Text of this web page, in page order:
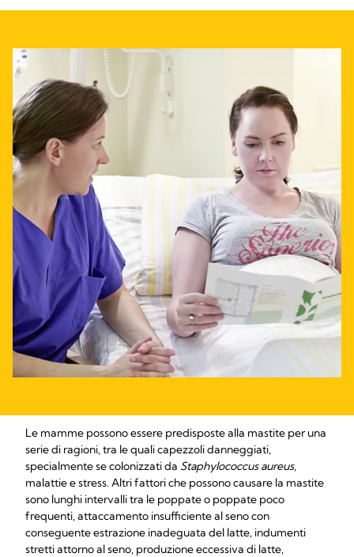
Le mamme possono essere predisposte alla mastite per una
serie di ragioni, tra le quali capezzoli danneggiati,
specialmente se colonizzati da Staphylococcus aureus,
malattie e stress. Altri fattori che possono causare la mastite
sono lunghi intervalli tra le poppate o poppate poco
frequenti, attaccamento insufficiente al seno con
conseguente estrazione inadeguata del latte, indumenti
stretti attorno al seno, produzione eccessiva di latte,